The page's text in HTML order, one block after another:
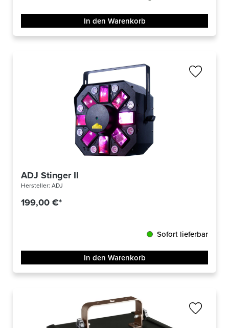
In den Warenkorb
ADJ Stinger II
Hersteller: ADJ
199,00 €*
Sofort lieferbar
In den Warenkorb